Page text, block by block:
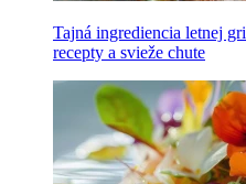
Tajná ingrediencia letnej
recepty a svieže chute